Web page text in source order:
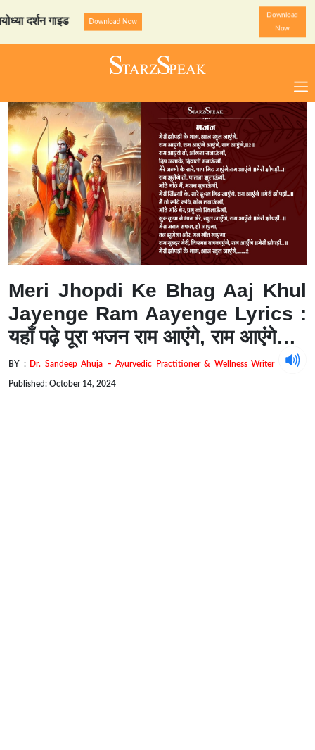
गाइड Download Now StarzSpeak
Download
Now
Meri Jhopdi Ke Bhag Aaj Khul
Jayenge Ram Aayenge Lyrics :
यहाँ पढ़े पूरा भजन राम आएंगे, राम आएंगे…
BY : Dr. Sandeep Ahuja – Ayurvedic Practitioner & Wellness Writer
Published: October 14, 2024